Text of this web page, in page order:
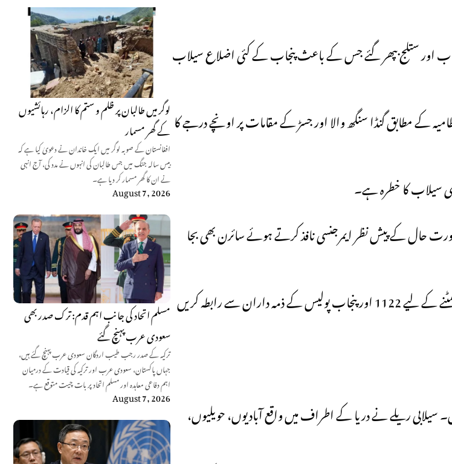
لوگر میں طالبان پر ظلم و ستم کا الزام، رہائشیوں
کے گھر مسمار
افغانستان کے صوبہ لوگر میں ایک خاندان نے دعویٰ کیا ہے کہ
بیس سالہ جنگ میں جس طالبان کی انہوں نے مدد کی، آج انہی
نے ان کا گھر مسمار کر دیا ہے۔
August 7, 2026
مسلم اتحاد کی جانب اہم قدم: ترک صدر بھی
سعودی عرب پہنچ گئے
ترکیہ کے صدر رجب طیب اردگان سعودی عرب پہنچ گئے ہیں،
جہاں پاکستان، سعودی عرب اور ترکیہ کی قیادت کے درمیان
اہم دفاعی معاہدہ اور مسلم اتحاد پر بات چیت متوقع ہے۔
August 7, 2026
بعد دریائے راوی، چناب اور ستلج بپھر گئے جس کے باعث پنجاب کے کئی اضلاع سیلاب
کے مطابق گنڈا سنگھ والا اور جسڑ کے مقامات پر اونچے درجے کا
سیلاب کا خطرہ ہے۔
حال کے پیش نظر ایمرجنسی نافذ کرتے ہوئے سائرن بھی بجا
انتظآمیہ نے ہدایت جاری کرتے ہوئے کہا کہ کسی بھی مشکل و ہنگامی صورتحال سے نمٹنے کے لیے 1122 اور پنجاب پولیس کے ذمہ داران سے رابطہ کریں
ریلے نے دریا کے اطراف میں واقع آبادیوں، حویلیوں،